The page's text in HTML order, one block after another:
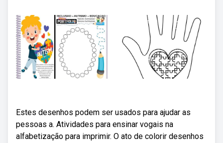
Estes desenhos podem ser usados para ajudar as
pessoas a. Atividades para ensinar vogais na
alfabetização para imprimir. O ato de colorir desenhos